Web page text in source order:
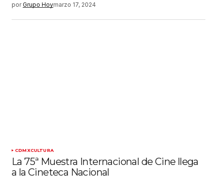
por Grupo Hoymarzo 17, 2024
CDMXCULTURA
La 75ª Muestra Internacional de Cine llega
a la Cineteca Nacional